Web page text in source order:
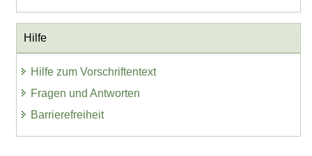
Hilfe
Hilfe zum Vorschriftentext
Fragen und Antworten
Barrierefreiheit